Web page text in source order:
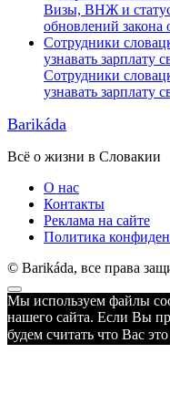
Визы, ВНЖ и
обновлений закона
Сотрудники
узнавать зарплату
Сотрудники
узнавать зарплату
Barikáda
Всё о жизни в Словакии
О нас
Контакты
Реклама на сайте
Политика
© Barikáda, все права
Прокрутка
к
верху
Мы используем файлы
нашего сайта. Если Вы
будем считать что Вас